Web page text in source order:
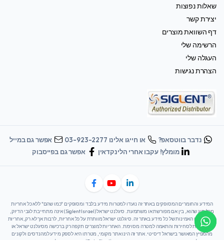
שאלות נפוצות
יצירת קשר
דף השוואת מוצרים
הרשימה שלי
העגלה שלי
הצהרת נגישות
נדבר בווטסאפ? או חייגו אלינו 03-923-2277
אפשר גם במייל
מומלץ! עקבו אחרי הלינקדאין
אפשר גם בפייסבוק
המידע והחומרים המסופקים באתר זה נועדו למטרות מידע בלבד ומסופקים "כמו שהם" ללא כל אחריות
מכל סוג שהוא, בין אם מפורשת או משתמעת. סיגלנט ישראל (Siglent Israel) אינה מתחייבת לגבי הדיוק,
השלמות או האמינות של כל מידע באתר זה. סיגלנט ישראל מוותרת על כל אחריות, לרבות אך לא רק, אחריות
משתמעת לסחירות והתאמה למטרה מסוימת. האחריות למוצרים תקפה רק ברכישה מסיגלנט ישראל או
מהמפיץ המאושר בישראל דיסיטי. אתר זה הינו אתר מקומי, מטרתו היא לספק מידע למהנדסים ולקונים